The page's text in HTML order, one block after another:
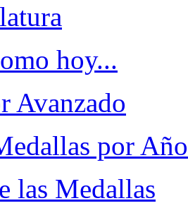
hoy...
Avanzado
por Año
las Medallas